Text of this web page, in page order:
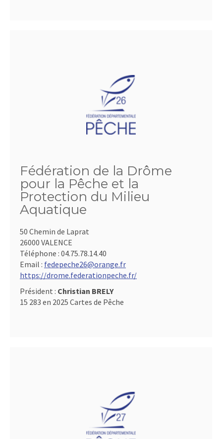
Fédération de la Drôme
pour la Pêche et la
Protection du Milieu
Aquatique
50 Chemin de Laprat
26000 VALENCE
Téléphone : 04.75.78.14.40
Email : fedepeche26@orange.fr
https://drome.federationpeche.fr/
Président : Christian BRELY
15 283 en 2025 Cartes de Pêche